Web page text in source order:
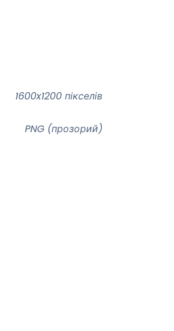
1600x1200 пікселів
PNG (прозорий)